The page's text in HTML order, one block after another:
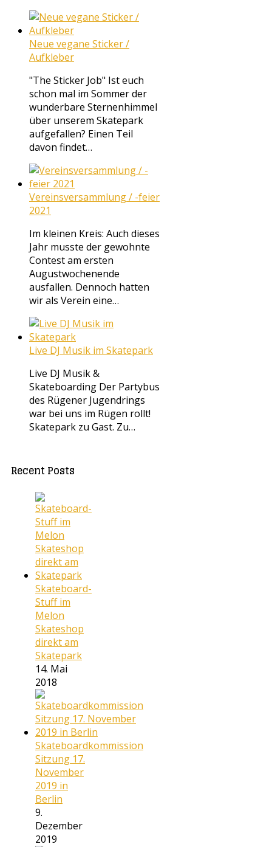
Neue vegane Sticker /
Aufkleber
"The Sticker Job" Ist euch
schon mal im Sommer der
wunderbare Sternenhimmel
über unserem Skatepark
aufgefallen? Einen Teil
davon findet…
Vereinsversammlung / -feier
2021
Im kleinen Kreis: Auch dieses
Jahr musste der gewohnte
Contest am ersten
Augustwochenende
ausfallen. Dennoch hatten
wir als Verein eine…
Live DJ Musik im Skatepark
Live DJ Musik &
Skateboarding Der Partybus
des Rügener Jugendrings
war bei uns im Rügen rollt!
Skatepark zu Gast. Zu…
Recent Posts
Skateboard-
Stuff im
Melon
Skateshop
direkt am
Skatepark
14. Mai
2018
Skateboardkommission
Sitzung 17.
November
2019 in
Berlin
9.
Dezember
2019